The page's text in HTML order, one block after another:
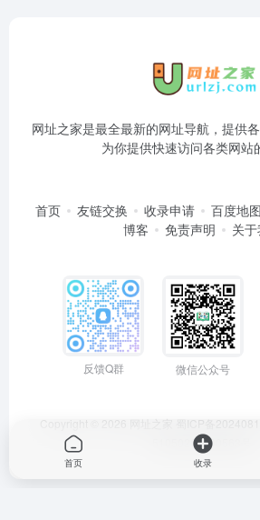
网址之家是最全最新的网址导航，提供
为你提供快速访问各类网站
首页 友链交换 收录申请 百度地图
博客
免责声明 关
反馈Q群 微信公众号
Copyright © 2026 网址之家 蜀ICP备
51050202000563号
首页 收录